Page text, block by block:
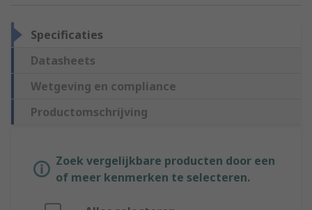
Specificaties
Datasheets
Wetgeving en compliance
Productomschrijving
Zoek vergelijkbare producten door een
of meer kenmerken te selecteren.